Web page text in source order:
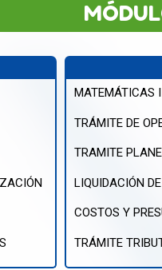
MATEMÁTICAS
TRÁMITE DE
TRAMITE
LIQUIDACIÓN
COSTOS Y
TRÁMITE